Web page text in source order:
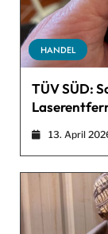
HANDEL
TÜV SÜD:
13. April